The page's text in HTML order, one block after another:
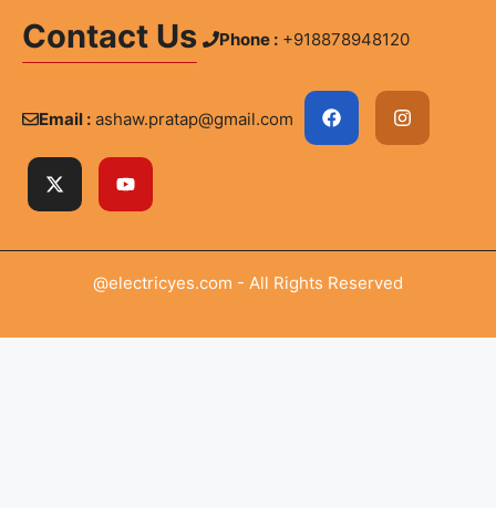
Contact Us Phone : +918878948120
Email : ashaw.pratap@gmail.com
@electricyes.com - All Rights Reserved